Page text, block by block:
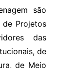
são
Projetos
das
de
de Meio